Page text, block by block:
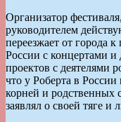
Организатор
руководителем
переезжает от города к
России с концертами и
проектов с деятелями
что у Роберта в
корней и родственных
заявлял о своей тяге и